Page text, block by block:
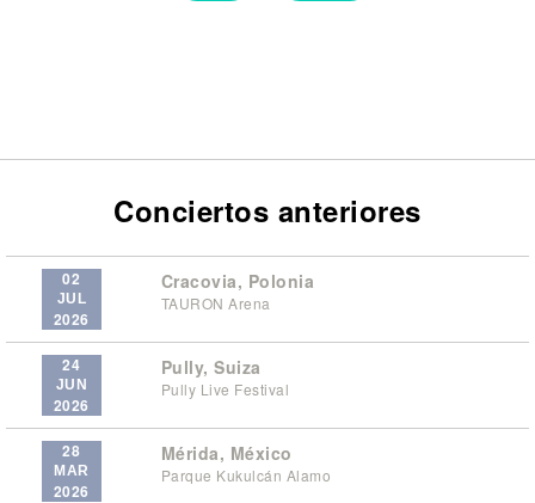
Conciertos anteriores
02
JUL
2026
Cracovia, Polonia
TAURON Arena
24
JUN
2026
Pully, Suiza
Pully Live Festival
28
MAR
2026
Mérida, México
Parque Kukulcán Alamo